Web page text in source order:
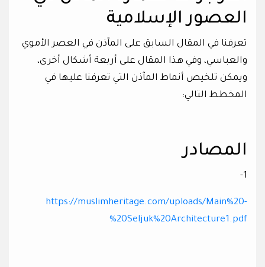
العصور الإسلامية
تعرفنا في المقال السابق على المآذن في العصر الأموي
والعباسي، وفي هذا المقال على أربعة أشكال أخرى،
ويمكن تلخيص أنماط المآذن التي تعرفنا عليها في
المخطط التالي:
المصادر
1-
https://muslimheritage.com/uploads/Main%20-
%20Seljuk%20Architecture1.pdf